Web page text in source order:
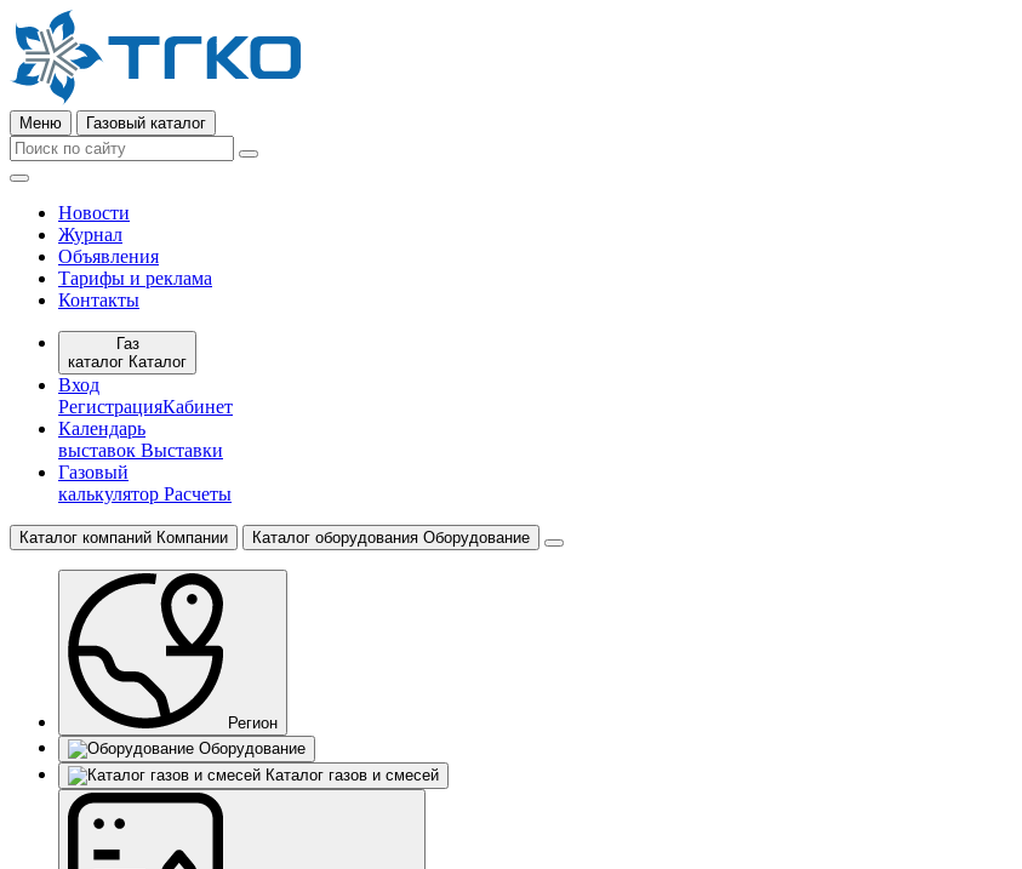
Меню Газовый каталог
Новости
Журнал
Объявления
Тарифы и реклама
Контакты
Газ
каталог Каталог
Вход
РегистрацияКабинет
Календарь
выставок Выставки
Газовый
калькулятор Расчеты
Каталог компаний Компании Каталог оборудования Оборудование
Регион
Оборудование
Каталог газов и смесей